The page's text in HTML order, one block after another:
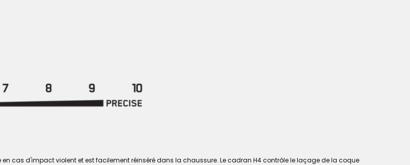
cas d'impact violent et est facilement réinséré dans la chaussure. Le cadran H4 contrôle le laçage de la coque